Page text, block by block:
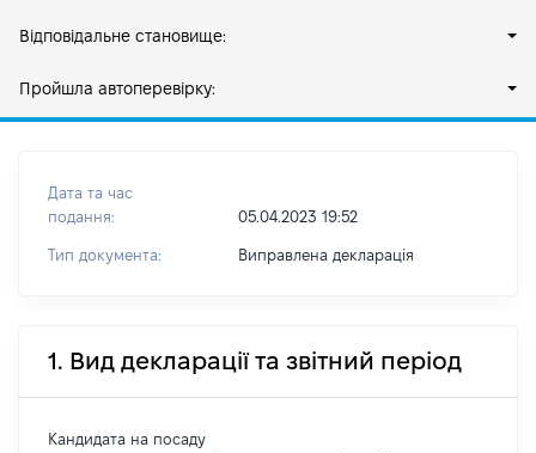
Відповідальне становище:
Пройшла автоперевірку:
Дата та час
подання:
05.04.2023 19:52
Тип документа: Виправлена декларація
1. Вид декларації та звітний період
Кандидата на посаду